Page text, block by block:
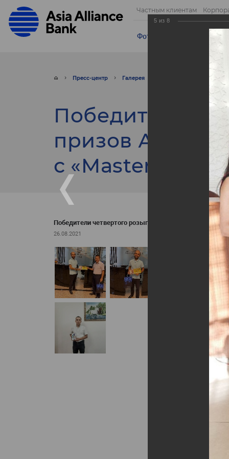
Частным клиентам
Фотогалерея
Пресс-центр Галерея Победители
Победители
призов Акции,
с «MasterCard».
Победители четвертого розыгрыша призов Акции,
26.08.2021
5 из 8